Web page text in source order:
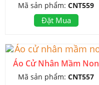
Mã sản phẩm: CNT559
Đặt Mua
Áo Cử Nhân Mầm Non
Mã sản phẩm: CNT557